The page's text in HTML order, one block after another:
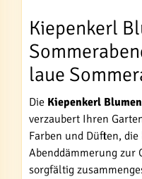
Kiepenkerl
laue
Die Kiepenkerl
verzaubert Ihren
Farben und Düften,
Abenddämmerung zur
sorgfältig